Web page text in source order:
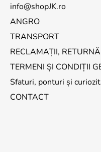
info@shopJK.ro
ANGRO
TRANSPORT
RECLAMAȚII,
TERMENI ȘI CONDIȚII
Sfaturi, ponturi și
CONTACT